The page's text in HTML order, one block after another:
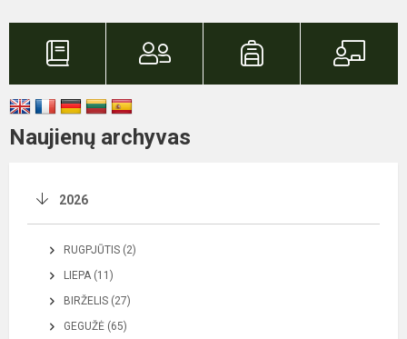
Naujienų archyvas
2026
RUGPJŪTIS (2)
LIEPA (11)
BIRŽELIS (27)
GEGUŽĖ (65)